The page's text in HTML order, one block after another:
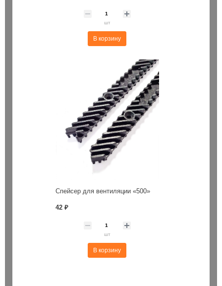
шт
В корзину
Спейсер для вентиляции «500»
42 ₽
шт
В корзину